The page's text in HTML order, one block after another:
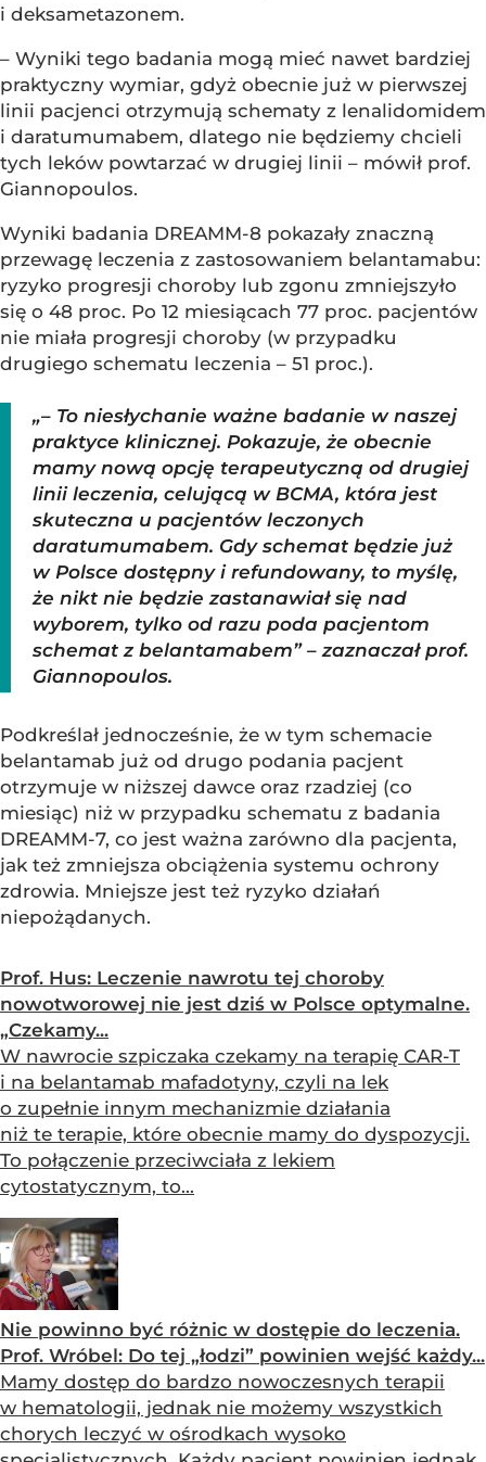
i deksametazonem.
– Wyniki tego badania mogą mieć nawet bardziej
praktyczny wymiar, gdyż obecnie już w pierwszej
linii pacjenci otrzymują schematy z lenalidomidem
i daratumumabem, dlatego nie będziemy chcieli
tych leków powtarzać w drugiej linii – mówił prof.
Giannopoulos.
Wyniki badania DREAMM-8 pokazały znaczną
przewagę leczenia z zastosowaniem belantamabu:
ryzyko progresji choroby lub zgonu zmniejszyło
się o 48 proc. Po 12 miesiącach 77 proc. pacjentów
nie miała progresji choroby (w przypadku
drugiego schematu leczenia – 51 proc.).
„– To niesłychanie ważne badanie w naszej
praktyce klinicznej. Pokazuje, że obecnie
mamy nową opcję terapeutyczną od drugiej
linii leczenia, celującą w BCMA, która jest
skuteczna u pacjentów leczonych
daratumumabem. Gdy schemat będzie już
w Polsce dostępny i refundowany, to myślę,
że nikt nie będzie zastanawiał się nad
wyborem, tylko od razu poda pacjentom
schemat z belantamabem” – zaznaczał prof.
Giannopoulos.
Podkreślał jednocześnie, że w tym schemacie
belantamab już od drugo podania pacjent
otrzymuje w niższej dawce oraz rzadziej (co
miesiąc) niż w przypadku schematu z badania
DREAMM-7, co jest ważna zarówno dla pacjenta,
jak też zmniejsza obciążenia systemu ochrony
zdrowia. Mniejsze jest też ryzyko działań
niepożądanych.
Prof. Hus: Leczenie nawrotu tej choroby
nowotworowej nie jest dziś w Polsce optymalne.
„Czekamy...
W nawrocie szpiczaka czekamy na terapię CAR-T
i na belantamab mafadotyny, czyli na lek
o zupełnie innym mechanizmie działania
niż te terapie, które obecnie mamy do dyspozycji.
To połączenie przeciwciała z lekiem
cytostatycznym, to...
Nie powinno być różnic w dostępie do leczenia.
Prof. Wróbel: Do tej „łodzi” powinien wejść każdy...
Mamy dostęp do bardzo nowoczesnych terapii
w hematologii, jednak nie możemy wszystkich
chorych leczyć w ośrodkach wysoko